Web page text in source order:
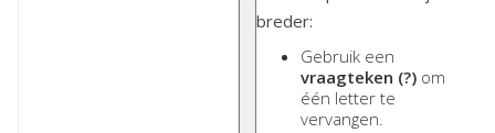
breder:
Gebruik een
vraagteken (?) om
één letter te
vervangen.